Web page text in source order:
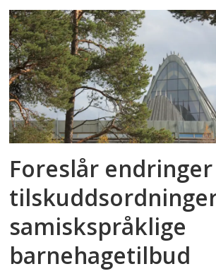
Foreslår
samiskspråklige
barnehagetilbud